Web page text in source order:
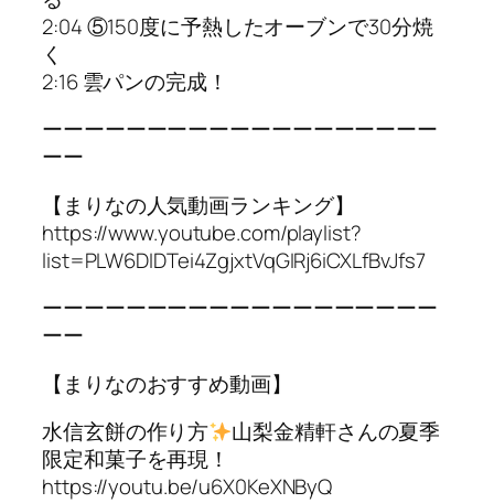
2:04 ⑤150度に予熱したオーブンで30分焼
く
2:16 雲パンの完成！
ーーーーーーーーーーーーーーーーーーー
ーー
【まりなの人気動画ランキング】
https://www.youtube.com/playlist?
list=PLW6DIDTei4ZgjxtVqGIRj6iCXLfBvJfs7
ーーーーーーーーーーーーーーーーーーー
ーー
【まりなのおすすめ動画】
水信玄餅の作り方
山梨金精軒さんの夏季
限定和菓子を再現！
https://youtu.be/u6X0KeXNByQ